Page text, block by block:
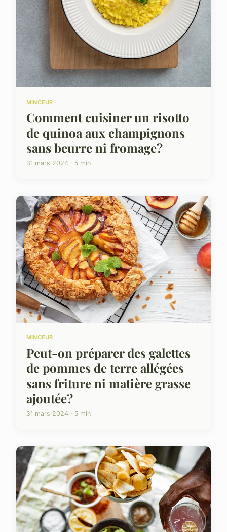
MINCEUR
Comment cuisiner un risotto
de quinoa aux champignons
sans beurre ni fromage?
31 mars 2024 · 5 min
MINCEUR
Peut-on préparer des galettes
de pommes de terre allégées
sans friture ni matière grasse
ajoutée?
31 mars 2024 · 5 min